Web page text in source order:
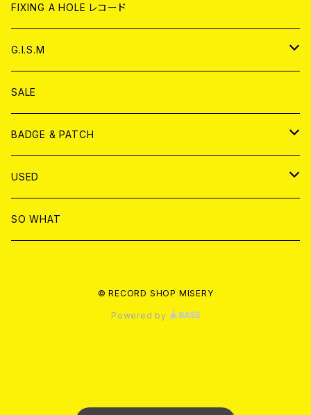
CD
ANALOG
CD
ANALOG
WORLD
CD
ANALOG
CD
アナログ
DVD
T-shirt & WEAR
FIXING A HOLE レコード
G.I.S.M
CD
ANALOG
T-SHIRT & WEAR
DVD
SALE
BADGE & PATCH
BADGE
PATCH
USED
書籍
SO WHAT
© RECORD SHOP MISERY
Powered by